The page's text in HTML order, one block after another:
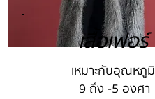
เสื้อเฟอร์
เหมาะกับอุณหภูมิ
9 ถึง -5 องศา